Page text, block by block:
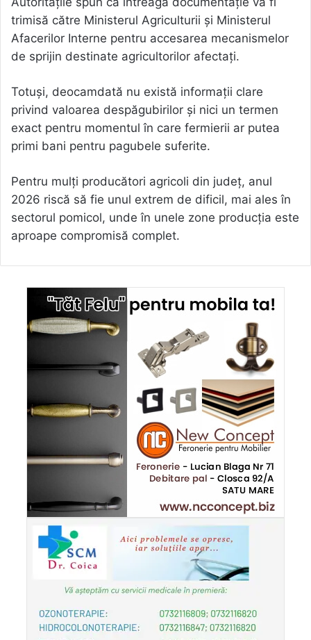
trimisă către Ministerul Agriculturii și Ministerul
Afacerilor Interne pentru accesarea mecanismelor
de sprijin destinate agricultorilor afectați.
Totuși, deocamdată nu există informații clare
privind valoarea despăgubirilor și nici un termen
exact pentru momentul în care fermierii ar putea
primi bani pentru pagubele suferite.
Pentru mulți producători agricoli din județ, anul
2026 riscă să fie unul extrem de dificil, mai ales în
sectorul pomicol, unde în unele zone producția este
aproape compromisă complet.